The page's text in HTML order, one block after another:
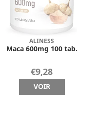
ALINESS
Maca 600mg 100 tab.
€9,28
VOIR